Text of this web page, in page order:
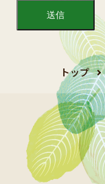
トップ